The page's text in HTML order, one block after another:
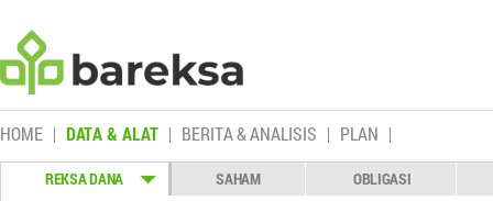
HOME DATA & ALAT BERITA & ANALISIS PLAN
REKSA DANA SAHAM OBLIGASI